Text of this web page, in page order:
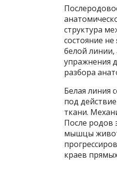
структура
состояние
белой
упражнения
разбора
Белая линия
под
ткани.
После родов
мышцы
краев